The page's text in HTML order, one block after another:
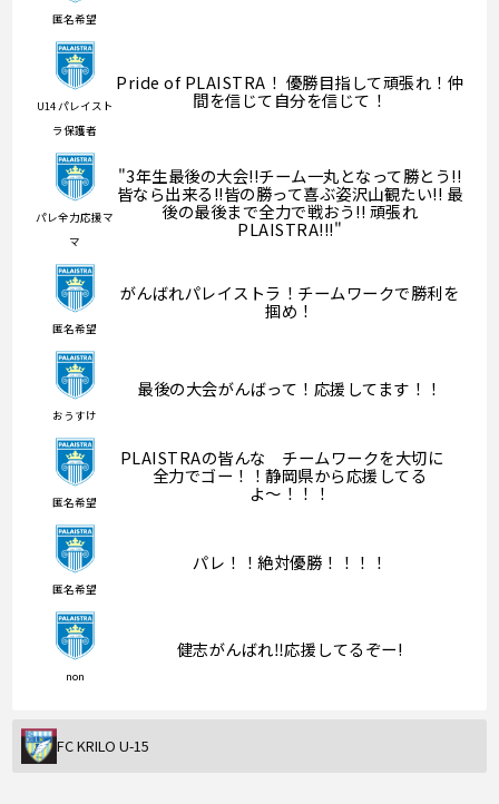
匿名希望
U14 パレイスト
ラ保護者
Pride of PLAISTRA！ 優勝目指して頑張れ！仲
間を信じて自分を信じて！
パレ全力応援マ
マ
"3年生最後の大会!!チーム一丸となって勝とう!!
皆なら出来る!!皆の勝って喜ぶ姿沢山観たい!! 最
後の最後まで全力で戦おう!! 頑張れ
PLAISTRA!!!"
匿名希望
がんばれパレイストラ！チームワークで勝利を
掴め！
おうすけ
最後の大会がんばって！応援してます！！
匿名希望
PLAISTRAの皆んな チームワークを大切に
全力でゴー！！静岡県から応援してる
よ〜！！！
匿名希望
パレ！！絶対優勝！！！！
non
健志がんばれ‼︎応援してるぞー!
FC KRILO U-15